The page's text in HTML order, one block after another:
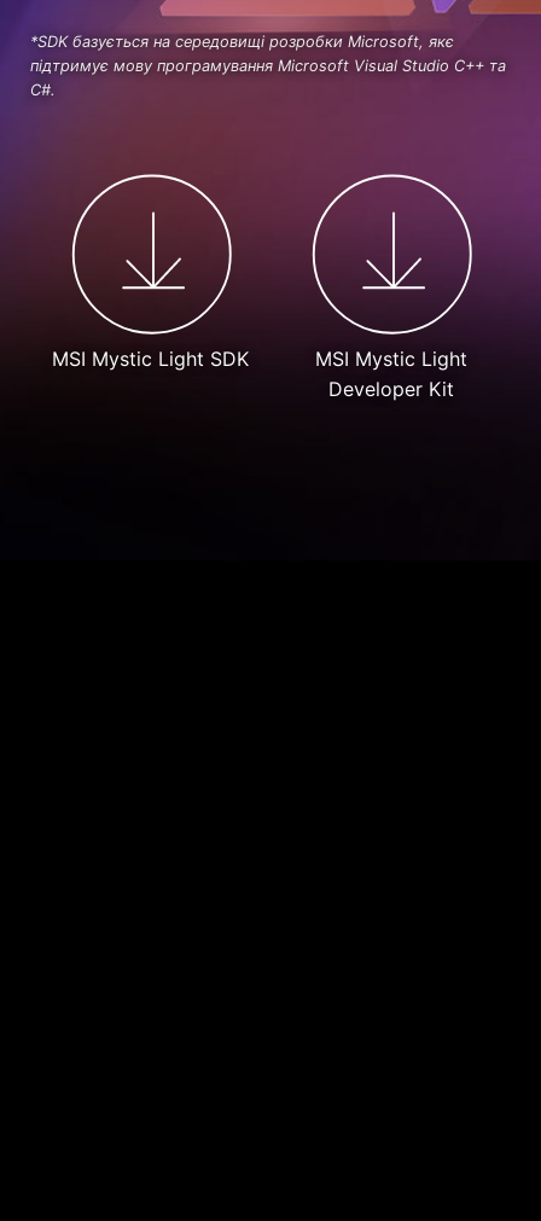
*SDK базується на середовищі розробки Microsoft, якє
підтримує мову програмування Microsoft Visual Studio C++ та
C#.
MSI Mystic Light SDK
MSI Mystic Light
Developer Kit